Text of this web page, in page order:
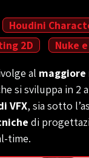
Houdini
2D
Nuke
al
si sviluppa in 2
VFX, sia sotto
di
time.